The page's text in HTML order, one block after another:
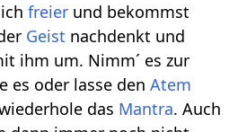
freier und bekommst
Geist nachdenkt und
ihm um. Nimm´ es zur
es oder lasse denAtem
das Mantra. Auch